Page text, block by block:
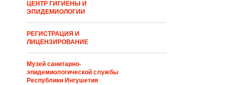
ЦЕНТР ГИГИЕНЫ И
ЭПИДЕМИОЛОГИИ
РЕГИСТРАЦИЯ И
ЛИЦЕНЗИРОВАНИЕ
Музей санитарно-
эпидемиологической службы
Республики Ингушетия